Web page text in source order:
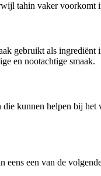
tahin vaker voorkomt
gebruikt als
en nootachtige smaak.
kunnen helpen bij
een van de